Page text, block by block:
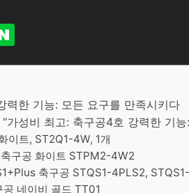
력한 기능: 모든 요구를 만족시키다
가성비 최고: 축구공4호 강력한 기
이트, ST2Q1-4W, 1개
구공 화이트 STPM2-4W2
축구공 STQS1-4PLS2,
네이비 골드 TT01